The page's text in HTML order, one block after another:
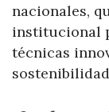
nacionales,
institucional
técnicas